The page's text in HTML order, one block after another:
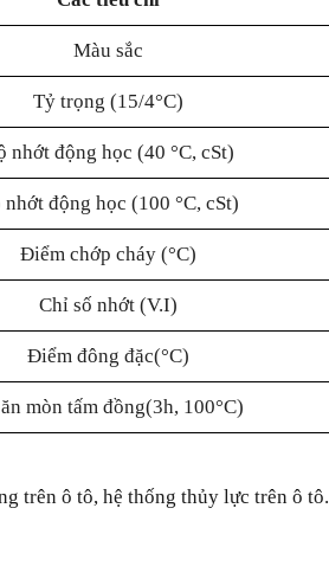
Màu sắc
Tỷ trọng (15/4°C)
nhớt động học (40 °C, cSt)
động học (100 °C, cSt)
Điểm chớp cháy (°C)
Chỉ số nhớt (V.I)
Điểm đông đặc(°C)
mòn tấm đồng(3h, 100°C)
trên ô tô, hệ thống thủy lực trên ô tô.